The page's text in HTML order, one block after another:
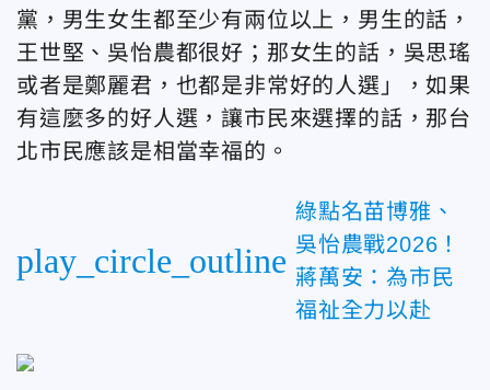
黨，男生女生都至少有兩位以上，男生的話，
王世堅、吳怡農都很好；那女生的話，吳思瑤
或者是鄭麗君，也都是非常好的人選」，如果
有這麼多的好人選，讓市民來選擇的話，那台
北市民應該是相當幸福的。
play_circle_outline
綠點名苗博雅、
吳怡農戰2026！
蔣萬安：為市民
福祉全力以赴